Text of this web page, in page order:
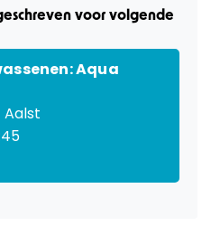
voor volgende
Aqua